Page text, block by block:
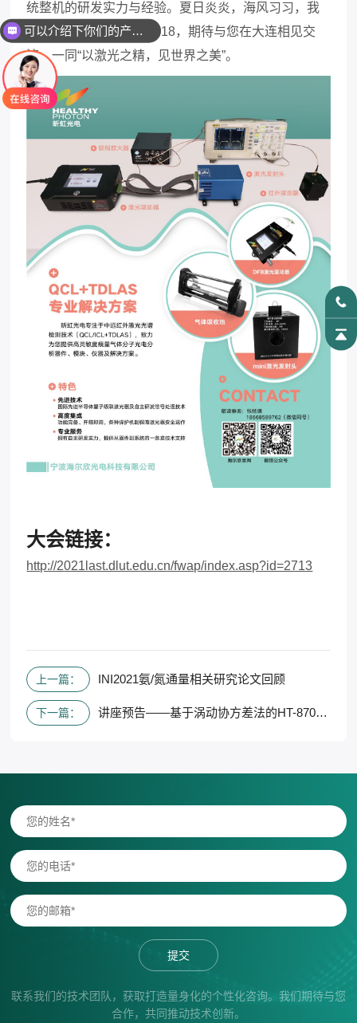
统整机的研发实力与经验。夏日炎炎，海风习习，我
们诚挚欢迎您莅临展位
#18，期待与您在大连相见交
流，一同“以激光之精，见世界之美”。
大会链接：
http://2021last.dlut.edu.cn/fwap/index.asp?id=2713
上一篇： INI2021氨/氮通量相关研究论文回顾
下一篇： 讲座预告——基于涡动协方差法的HT-8700开路式大气氨分析仪的应用
提交
联系我们的技术团队，获取打造量身化的个性化咨询。我们期待与您
合作，共同推动技术创新。
可以介绍下你们的产品么